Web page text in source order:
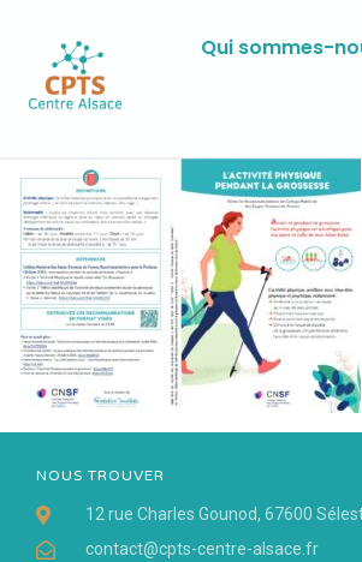
Qui sommes-
NOUS TROUVER
12 rue Charles Gounod, 67600
contact@cpts-centre-alsace.fr